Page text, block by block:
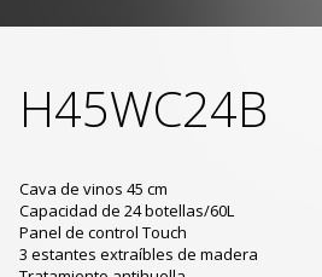
H45WC24B
Cava de vinos 45 cm
Capacidad de 24 botellas/60L
Panel de control Touch
3 estantes extraíbles de madera